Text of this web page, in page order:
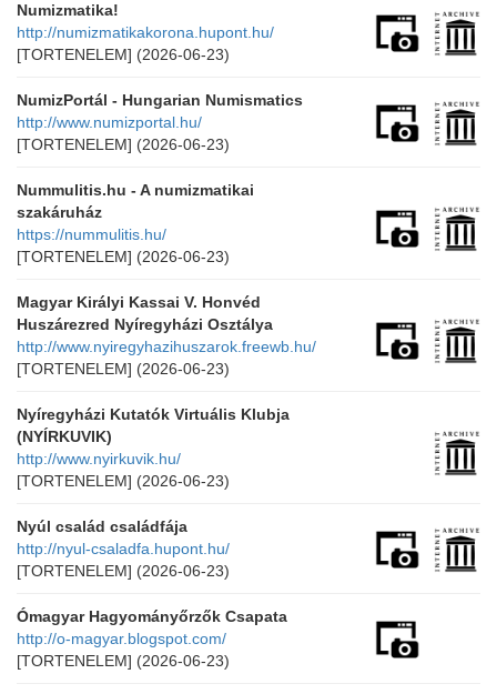
Numizmatika!
http://numizmatikakorona.hupont.hu/
[TORTENELEM] (2026-06-23)
NumizPortál - Hungarian Numismatics
http://www.numizportal.hu/
[TORTENELEM] (2026-06-23)
Nummulitis.hu - A numizmatikai
szakáruház
https://nummulitis.hu/
[TORTENELEM] (2026-06-23)
Magyar Királyi Kassai V. Honvéd
Huszárezred Nyíregyházi Osztálya
http://www.nyiregyhazihuszarok.freewb.hu/
[TORTENELEM] (2026-06-23)
Nyíregyházi Kutatók Virtuális Klubja
(NYÍRKUVIK)
http://www.nyirkuvik.hu/
[TORTENELEM] (2026-06-23)
Nyúl család családfája
http://nyul-csaladfa.hupont.hu/
[TORTENELEM] (2026-06-23)
Ómagyar Hagyományőrzők Csapata
http://o-magyar.blogspot.com/
[TORTENELEM] (2026-06-23)